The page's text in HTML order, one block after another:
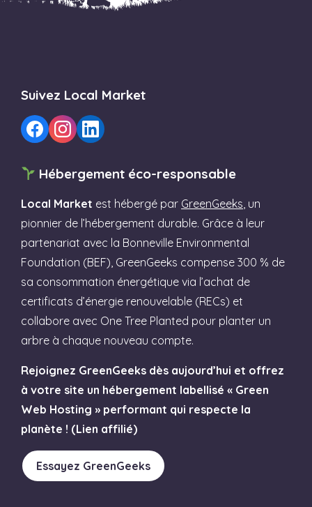
Suivez Local Market
Hébergement éco-responsable
Local Market est hébergé par GreenGeeks, un
pionnier de l’hébergement durable. Grâce à leur
partenariat avec la Bonneville Environmental
Foundation (BEF), GreenGeeks compense 300 % de
sa consommation énergétique via l’achat de
certificats d’énergie renouvelable (RECs) et
collabore avec One Tree Planted pour planter un
arbre à chaque nouveau compte.
Rejoignez GreenGeeks dès aujourd’hui et offrez
à votre site un hébergement labellisé « Green
Web Hosting » performant qui respecte la
planète ! (Lien affilié)
Essayez GreenGeeks